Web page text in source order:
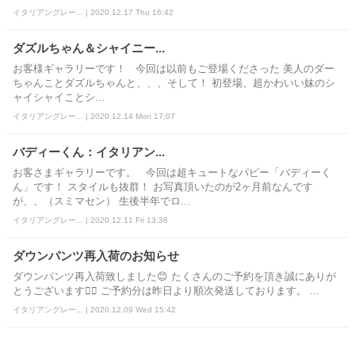
イタリアングレー... | 2020.12.17 Thu 16:42
ダズルちゃん＆シャイニー...
お客様ギャラリーです！ 今回は以前もご登場くださった 美人のダー
ちゃんことダズルちゃんと、、、そして！ 初登場、超かわいい妹のシ
ャイシャイことシ...
イタリアングレー... | 2020.12.14 Mon 17:07
バディーくん：イタリアン...
お客さまギャラリーです。 今回は超キュートなパピー「バディーく
ん」です！ スタイルも抜群！ お写真頂いたのが2ヶ月前なんです
が、、（スミマセン） 生後半年でロ...
イタリアングレー... | 2020.12.11 Fri 13:36
ダウンパンツ再入荷のお知らせ
ダウンパンツ再入荷致しました😊 たくさんのご予約を頂き誠にありが
とうございます🙇‍♂ ご予約分は昨日より順次発送しております。 ...
イタリアングレー... | 2020.12.09 Wed 15:42